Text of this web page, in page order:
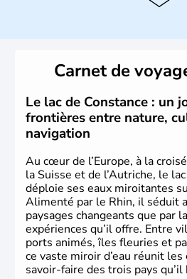
compte aujourd'hui plus de
L'Autriche a donné naissance à
Mozart, Schubert, le
Schneider, Arnold
Gustav Mahler font partie
marquants de ces dernières
Carnet de
Le lac de Constance : un
frontières entre nature,
navigation
Au cœur de l’Europe, à la
la Suisse et de l’Autriche, le
déploie ses eaux miroitantes
Alimenté par le Rhin, il séduit
paysages changeants que par
expériences qu’il offre. Entre
ports animés, îles fleuries et
ce vaste miroir d’eau réunit
savoir-faire des trois pays qu’il